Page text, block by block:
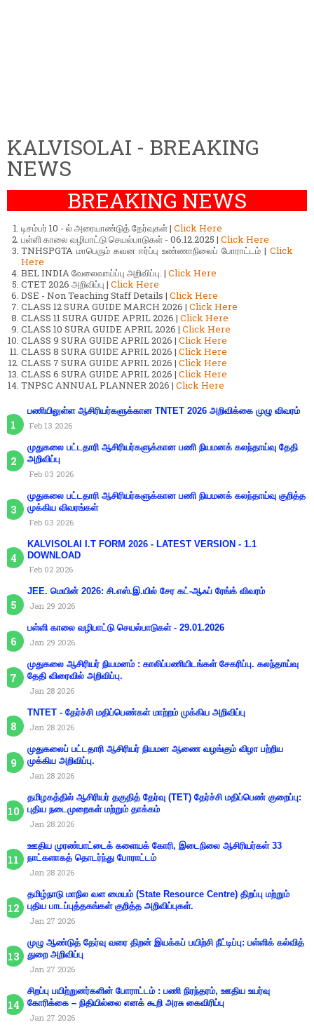
KALVISOLAI - BREAKING
NEWS
BREAKING NEWS
டிசம்பர் 10 - ல் அரையாண்டுத் தேர்வுகள் | Click Here
பள்ளி காலை வழிபாட்டு செயல்பாடுகள் - 06.12.2025 | Click Here
TNHSPGTA மாபெரும் கவன ஈர்ப்பு உண்ணாநிலைப் போராட்டம் | Click
Here
BEL INDIA வேலைவாய்ப்பு அறிவிப்பு. | Click Here
CTET 2026 அறிவிப்பு | Click Here
DSE - Non Teaching Staff Details | Click Here
CLASS 12 SURA GUIDE MARCH 2026 | Click Here
CLASS 11 SURA GUIDE APRIL 2026 | Click Here
CLASS 10 SURA GUIDE APRIL 2026 | Click Here
CLASS 9 SURA GUIDE APRIL 2026 | Click Here
CLASS 8 SURA GUIDE APRIL 2026 | Click Here
CLASS 7 SURA GUIDE APRIL 2026 | Click Here
CLASS 6 SURA GUIDE APRIL 2026 | Click Here
TNPSC ANNUAL PLANNER 2026 | Click Here
பணியிலுள்ள ஆசிரியர்களுக்கான TNTET 2026 அறிவிக்கை முழு விவரம்
Feb 13 2026
முதுகலை பட்டதாரி ஆசிரியர்களுக்கான பணி நியமனக் கலந்தாய்வு தேதி
அறிவிப்பு
Feb 03 2026
முதுகலை பட்டதாரி ஆசிரியர்களுக்கான பணி நியமனக் கலந்தாய்வு குறித்த
முக்கிய விவரங்கள்
Feb 03 2026
KALVISOLAI I.T FORM 2026 - LATEST VERSION - 1.1
DOWNLOAD
Feb 02 2026
JEE. மெயின் 2026: சி.எஸ்.இ.யில் சேர கட்-ஆஃப் ரேங்க் விவரம்
Jan 29 2026
பள்ளி காலை வழிபாட்டு செயல்பாடுகள் - 29.01.2026
Jan 29 2026
முதுகலை ஆசிரியர் நியமனம் : காலிப்பணியிடங்கள் சேகரிப்பு. கலந்தாய்வு
தேதி விரைவில் அறிவிப்பு.
Jan 28 2026
TNTET - தேர்ச்சி மதிப்பெண்கள் மாற்றம் முக்கிய அறிவிப்பு
Jan 28 2026
முதுகலைப் பட்டதாரி ஆசிரியர் நியமன ஆணை வழங்கும் விழா பற்றிய
முக்கிய அறிவிப்பு.
Jan 28 2026
தமிழகத்தில் ஆசிரியர் தகுதித் தேர்வு (TET) தேர்ச்சி மதிப்பெண் குறைப்பு:
புதிய நடைமுறைகள் மற்றும் தாக்கம்
Jan 28 2026
ஊதிய முரண்பாட்டைக் களையக் கோரி, இடைநிலை ஆசிரியர்கள் 33
நாட்களாகத் தொடர்ந்து போராட்டம்
Jan 28 2026
தமிழ்நாடு மாநில வள மையம் (State Resource Centre) திறப்பு மற்றும்
புதிய பாடப்புத்தகங்கள் குறித்த அறிவிப்புகள்.
Jan 27 2026
முழு ஆண்டுத் தேர்வு வரை திறன் இயக்கப் பயிற்சி நீட்டிப்பு: பள்ளிக் கல்வித்
துறை அறிவிப்பு
Jan 27 2026
சிறப்பு பயிற்றுனர்களின் போராட்டம் : பணி நிரந்தரம், ஊதிய உயர்வு
கோரிக்கை – நிதியில்லை எனக் கூறி அரசு கைவிரிப்பு
Jan 27 2026